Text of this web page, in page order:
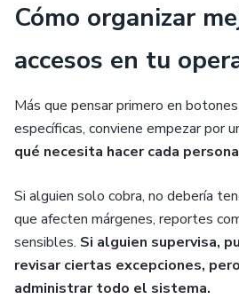
Cómo organizar
accesos en tu
Más que pensar primero en
específicas, conviene empezar por
qué necesita hacer cada
Si alguien solo cobra, no debería
que afecten márgenes, reportes
sensibles. Si alguien supervisa,
revisar ciertas excepciones,
administrar todo el sistema.